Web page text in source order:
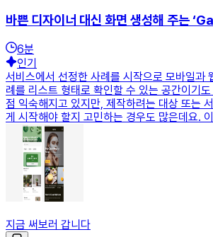
바쁜 디자이너 대신 화면 생성해 주는
6분
인기
서비스에서 선정한 사례를 시작으로 모바일과
례를 리스트 형태로 확인할 수 있는 공간이기
점 익숙해지고 있지만, 제작하려는 대상 또는
게 시작해야 할지 고민하는 경우도 많은데요.
지금 써보러 갑니다